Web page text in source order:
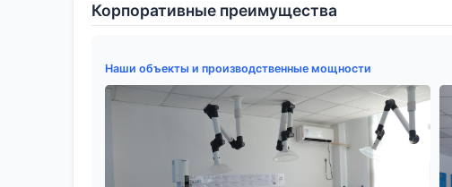
Корпоративные преимущества
Наши объекты и производственные мощности